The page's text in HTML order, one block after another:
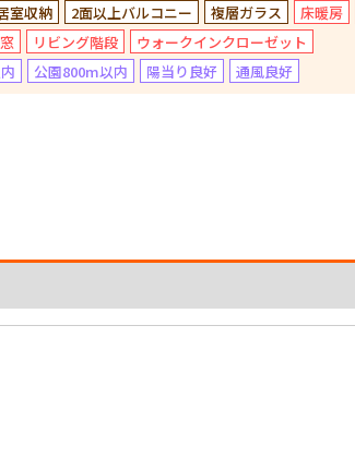
室収納 2面以上バルコニー 複層ガラス 床暖房
リビング階段
ウォークインクローゼット
公園800m以内 陽当り良好 通風良好